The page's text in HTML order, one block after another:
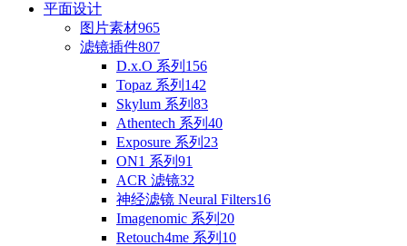
平面设计
图片素材965
滤镜插件807
D.x.O 系列 156
Topaz 系列 142
Skylum 系列 83
Athentech 系列 40
Exposure 系列 23
ON1 系列 91
ACR 滤镜32
神经滤镜 Neural Filters16
Imagenomic 系列 20
Retouch4me 系列 10